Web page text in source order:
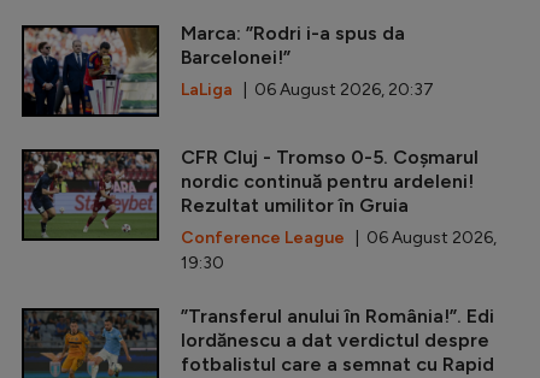
Marca: ”Rodri i-a spus da
Barcelonei!”
LaLiga | 06 August 2026, 20:37
CFR Cluj - Tromso 0-5. Coșmarul
nordic continuă pentru ardeleni!
Rezultat umilitor în Gruia
Conference League | 06 August 2026,
19:30
”Transferul anului în România!”. Edi
Iordănescu a dat verdictul despre
fotbalistul care a semnat cu Rapid